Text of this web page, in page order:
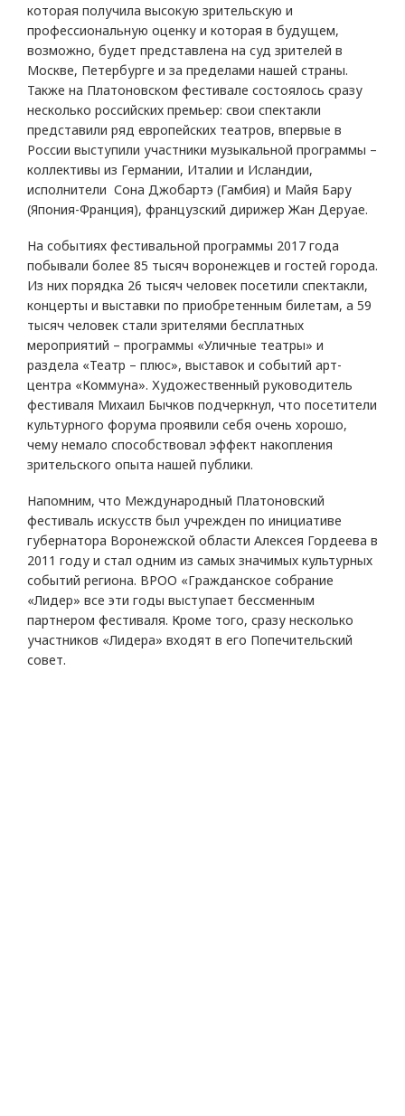
которая получила высокую зрительскую и
профессиональную оценку и которая в будущем,
возможно, будет представлена на суд зрителей в
Москве, Петербурге и за пределами нашей страны.
Также на Платоновском фестивале состоялось сразу
несколько российских премьер: свои спектакли
представили ряд европейских театров, впервые в
России выступили участники музыкальной программы –
коллективы из Германии, Италии и Исландии,
исполнители Сона Джобартэ (Гамбия) и Майя Бару
(Япония-Франция), французский дирижер Жан Деруае.
На событиях фестивальной программы 2017 года
побывали более 85 тысяч воронежцев и гостей города.
Из них порядка 26 тысяч человек посетили спектакли,
концерты и выставки по приобретенным билетам, а 59
тысяч человек стали зрителями бесплатных
мероприятий – программы «Уличные театры» и
раздела «Театр – плюс», выставок и событий арт-
центра «Коммуна». Художественный руководитель
фестиваля Михаил Бычков подчеркнул, что посетители
культурного форума проявили себя очень хорошо,
чему немало способствовал эффект накопления
зрительского опыта нашей публики.
Напомним, что Международный Платоновский
фестиваль искусств был учрежден по инициативе
губернатора Воронежской области Алексея Гордеева в
2011 году и стал одним из самых значимых культурных
событий региона. ВРОО «Гражданское собрание
«Лидер» все эти годы выступает бессменным
партнером фестиваля. Кроме того, сразу несколько
участников «Лидера» входят в его Попечительский
совет.